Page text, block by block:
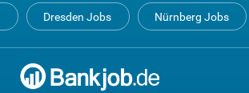
Dresden Jobs Nürnberg Jobs